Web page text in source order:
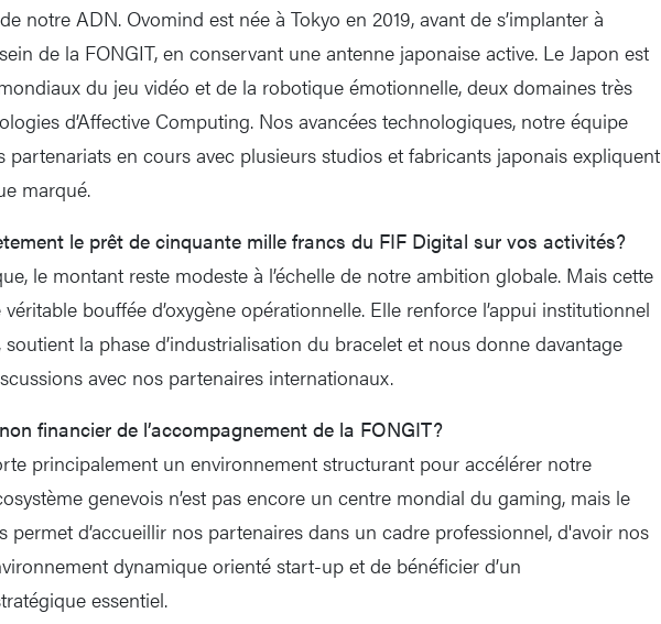
notre ADN. Ovomind est née à Tokyo en 2019, avant de s’implanter à
de la FONGIT, en conservant une antenne japonaise active. Le Japon est
du jeu vidéo et de la robotique émotionnelle, deux domaines très
d’Affective Computing. Nos avancées technologiques, notre équipe
partenariats en cours avec plusieurs studios et fabricants japonais expliquent
marqué.
le prêt de cinquante mille francs du FIF Digital sur vos activités?
le montant reste modeste à l’échelle de notre ambition globale. Mais cette
bouffée d’oxygène opérationnelle. Elle renforce l’appui institutionnel
la phase d’industrialisation du bracelet et nous donne davantage
avec nos partenaires internationaux.
financier de l’accompagnement de la FONGIT?
principalement un environnement structurant pour accélérer notre
genevois n’est pas encore un centre mondial du gaming, mais le
permet d’accueillir nos partenaires dans un cadre professionnel, d'avoir nos
dynamique orienté start-up et de bénéficier d’un
essentiel.